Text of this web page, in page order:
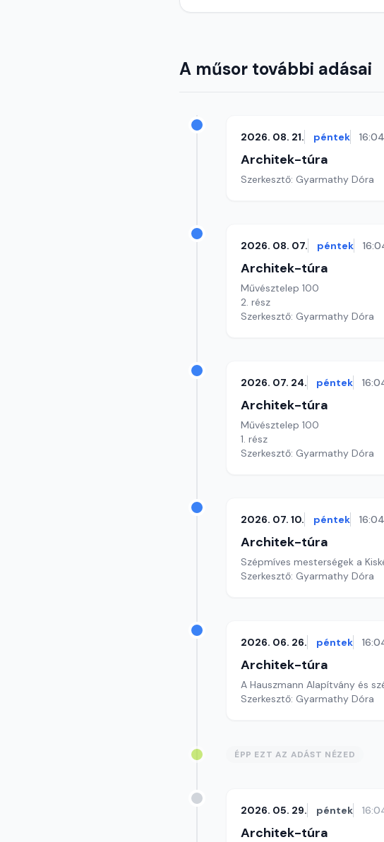
A műsor további adásai
2026. 08. 21. péntek 16:04
Architek-túra
Szerkesztő: Gyarmathy Dóra
2026. 08. 07. péntek
Architek-túra
Művésztelep 100
2. rész
Szerkesztő: Gyarmathy Dóra
2026. 07. 24. péntek
Architek-túra
Művésztelep 100
1. rész
Szerkesztő: Gyarmathy Dóra
2026. 07. 10. péntek 16:04
Architek-túra
Szépmíves mesterségek a
Szerkesztő: Gyarmathy Dóra
2026. 06. 26. péntek
Architek-túra
A Hauszmann Alapítvány és
Szerkesztő: Gyarmathy Dóra
ÉPP EZT AZ ADÁST NÉZED
2026. 05. 29. péntek
Architek-túra